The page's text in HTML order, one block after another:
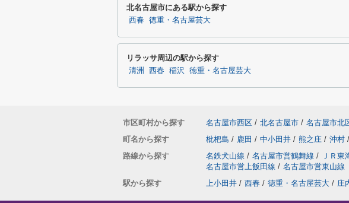
北名古屋市にある駅から探す
西春 徳重・名古屋芸大
リラッサ周辺の駅から探す
清洲 西春 稲沢 徳重・名古屋芸大
市区町村から探す 名古屋市西区 / 北名古屋市 / 名古屋市北
町名から探す
枇杷島 / 鹿田 / 中小田井 / 熊之庄 / 沖村 /
路線から探す
名鉄犬山線 / 名古屋市営鶴舞線 / ＪＲ東
名古屋市営上飯田線 / 名古屋市営東山線
駅から探す
上小田井 / 西春 / 徳重・名古屋芸大 / 庄